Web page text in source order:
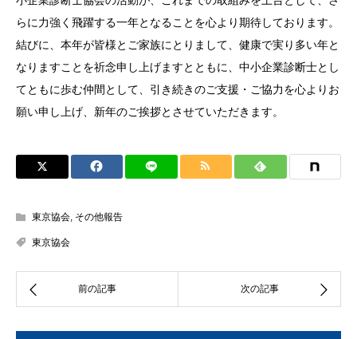
らに力強く飛躍する一年となることを心より期待しております。
結びに、本年が皆様とご家族にとりまして、健康で実り多い年と
なりますことを祈念申し上げますとともに、中小企業診断士とし
てともに歩む仲間として、引き続きのご支援・ご協力を心よりお
願い申し上げ、新年のご挨拶とさせていただきます。
東京協会, その他報告
東京協会